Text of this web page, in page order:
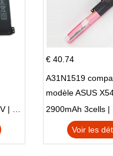
€ 40.74
A31N1519
modèle ASUS
X540LA-SI302
X540S
Voir les